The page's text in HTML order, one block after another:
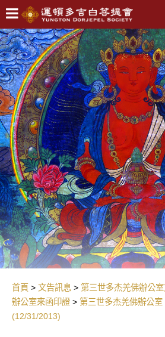
首頁 文告訊息 第三世多杰羌佛辦公
辦公室來函印證
第三世多杰羌佛辦公
(12/31/2013)